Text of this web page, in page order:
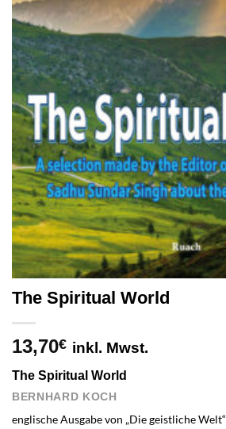
The Spiritual World
13,70€ inkl. Mwst.
The Spiritual World
BERNHARD KOCH
englische Ausgabe von „Die geistliche Welt“